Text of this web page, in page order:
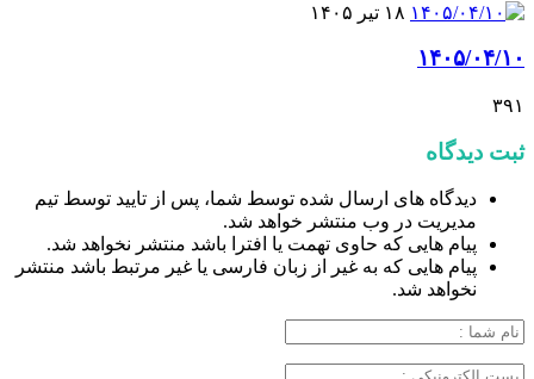
۱۸ تیر ۱۴۰۵
۱۴۰۵/۰۴/۱۰
۳۹۱
ثبت دیدگاه
دیدگاه های ارسال شده توسط شما، پس از تایید توسط تیم
مدیریت در وب منتشر خواهد شد.
پیام هایی که حاوی تهمت یا افترا باشد منتشر نخواهد شد.
پیام هایی که به غیر از زبان فارسی یا غیر مرتبط باشد منتشر
نخواهد شد.